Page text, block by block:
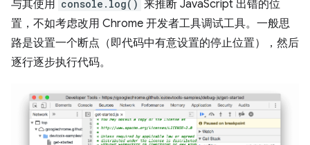
与其使用 console.log() 来推断 JavaScript 出错的位
置，不如考虑改用 Chrome 开发者工具调试工具。一般思
路是设置一个断点（即代码中有意设置的停止位置），然后
逐行逐步执行代码。